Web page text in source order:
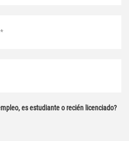
es estudiante o recién licenciado?